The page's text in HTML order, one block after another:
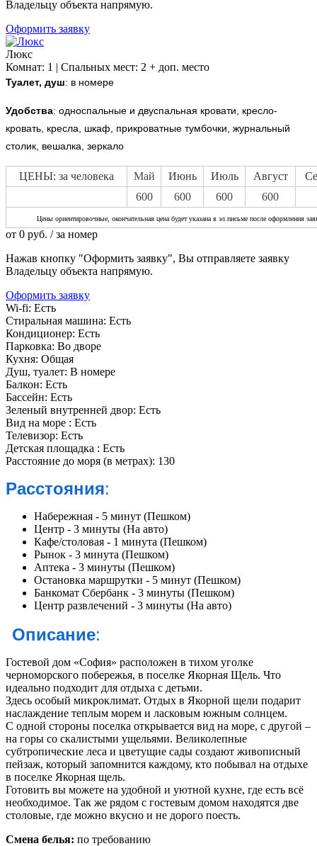
Владельцу объекта напрямую.
Оформить заявку
Люкс
Комнат: 1 | Спальных мест: 2 + доп. место
Туалет, душ: в номере
Удобства: односпальные и двуспальная кровати, кресло-
кровать, кресла, шкаф, прикроватные тумбочки, журнальный
столик, вешалка, зеркало
ЦЕНЫ: за человека Май Июнь Июль Август
600
600 600 600
Цены ориентировочные, окончательная цена будет указана в эл.письме после оформления
от 0 руб. / за номер
Нажав кнопку "Оформить заявку", Вы отправляете заявку
Владельцу объекта напрямую.
Оформить заявку
Wi-fi: Есть
Стиральная машина: Есть
Кондиционер: Есть
Парковка: Во дворе
Кухня: Общая
Душ, туалет: В номере
Балкон: Есть
Бассейн: Есть
Зеленый внутренней двор: Есть
Вид на море : Есть
Телевизор: Есть
Детская площадка : Есть
Расстояние до моря (в метрах): 130
Расстояния:
Набережная - 5 минут (Пешком)
Центр - 3 минуты (На авто)
Кафе/столовая - 1 минута (Пешком)
Рынок - 3 минута (Пешком)
Аптека - 3 минуты (Пешком)
Остановка маршрутки - 5 минут (Пешком)
Банкомат Сбербанк - 3 минуты (Пешком)
Центр развлечений - 3 минуты (На авто)
Описание:
Гостевой дом «София» расположен в тихом уголке
черноморского побережья, в поселке Якорная Щель. Что
идеально подходит для отдыха с детьми.
Здесь особый микроклимат. Отдых в Якорной щели подарит
наслаждение теплым морем и ласковым южным солнцем.
С одной стороны поселка открывается вид на море, с другой –
на горы со скалистыми ущельями. Великолепные
субтропические леса и цветущие сады создают живописный
пейзаж, который запомнится каждому, кто побывал на отдыхе
в поселке Якорная щель.
Готовить вы можете на удобной и уютной кухне, где есть всё
необходимое. Так же рядом с гостевым домом находятся две
столовые, где можно вкусно и не дорого поесть.
Смена белья: по требованию